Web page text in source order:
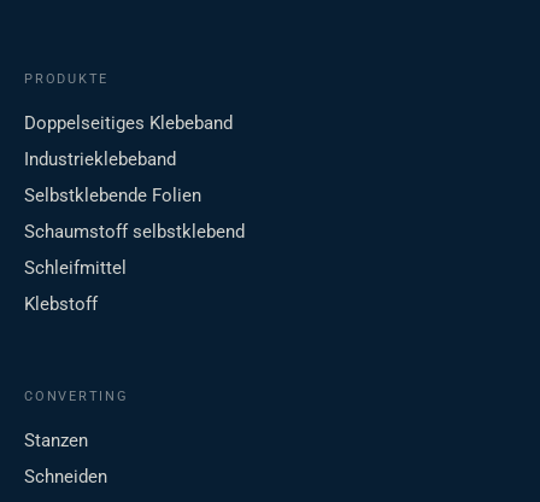
PRODUKTE
Doppelseitiges Klebeband
Industrieklebeband
Selbstklebende Folien
Schaumstoff selbstklebend
Schleifmittel
Klebstoff
CONVERTING
Stanzen
Schneiden